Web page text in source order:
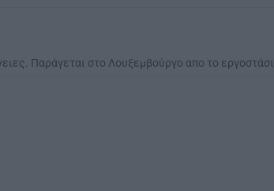
Παράγεται στο Λουξεμβούργο απο το